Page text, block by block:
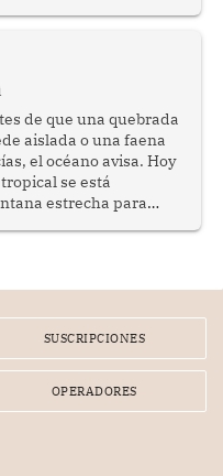
de que una quebrada
aislada o una faena
el océano avisa. Hoy
se está
estrecha para
SUSCRIPCIONES
OPERADORES